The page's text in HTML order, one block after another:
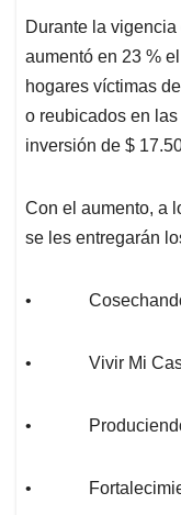
Durante la
aumentó en 23 %
hogares víctimas
o reubicados en
inversión de $
Con el aumento, a
se les entregarán
•
• Vivir Mi
• Produciendo
•